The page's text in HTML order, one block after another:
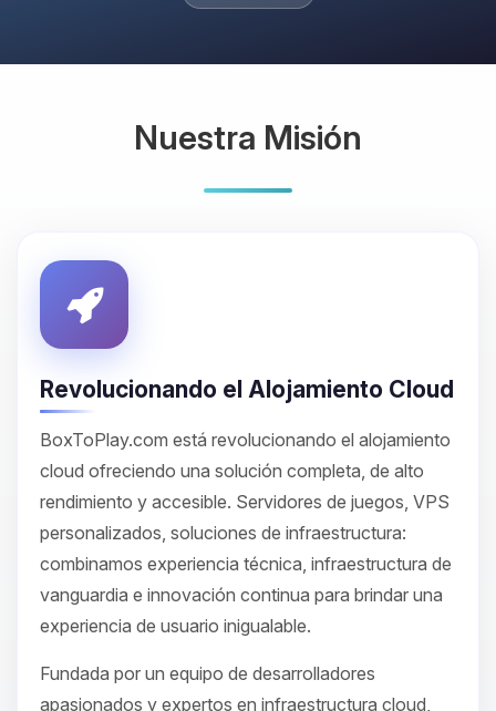
Nuestra Misión
Revolucionando el Alojamiento Cloud
BoxToPlay.com está revolucionando el alojamiento
cloud ofreciendo una solución completa, de alto
rendimiento y accesible. Servidores de juegos, VPS
personalizados, soluciones de infraestructura:
combinamos experiencia técnica, infraestructura de
vanguardia e innovación continua para brindar una
experiencia de usuario inigualable.
Fundada por un equipo de desarrolladores
apasionados y expertos en infraestructura cloud,